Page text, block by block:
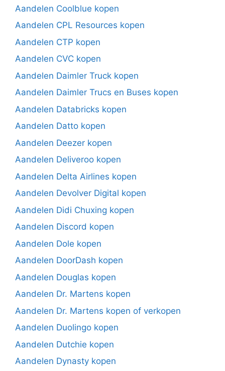
Aandelen Coolblue kopen
Aandelen CPL Resources kopen
Aandelen CTP kopen
Aandelen CVC kopen
Aandelen Daimler Truck kopen
Aandelen Daimler Trucs en Buses kopen
Aandelen Databricks kopen
Aandelen Datto kopen
Aandelen Deezer kopen
Aandelen Deliveroo kopen
Aandelen Delta Airlines kopen
Aandelen Devolver Digital kopen
Aandelen Didi Chuxing kopen
Aandelen Discord kopen
Aandelen Dole kopen
Aandelen DoorDash kopen
Aandelen Douglas kopen
Aandelen Dr. Martens kopen
Aandelen Dr. Martens kopen of verkopen
Aandelen Duolingo kopen
Aandelen Dutchie kopen
Aandelen Dynasty kopen